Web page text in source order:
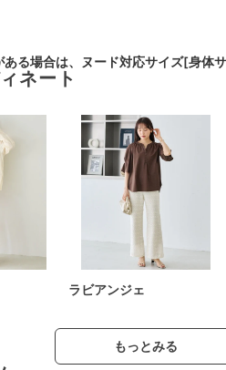
る場合は、ヌード対応サイズ[身体サ
ネート
ラビアンジェ
もっとみる